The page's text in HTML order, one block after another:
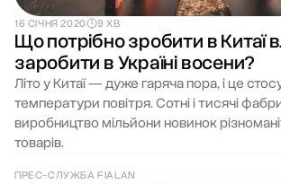
16 СІЧНЯ 2020 9 ХВ
Що потрібно зробити в Китаї
заробити в Україні восени?
Літо у Китаї — дуже гаряча пора, і це
температури повітря. Сотні і тисячі
виробництво мільйони новинок
товарів.
ПРЕС-СЛУЖБА FIALAN